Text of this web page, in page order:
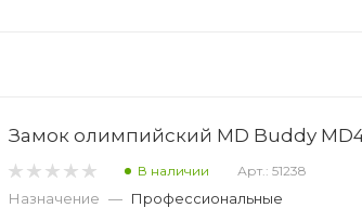
Замок олимпийский MD Buddy
В наличии Арт.: 51238
Назначение — Профессиональные